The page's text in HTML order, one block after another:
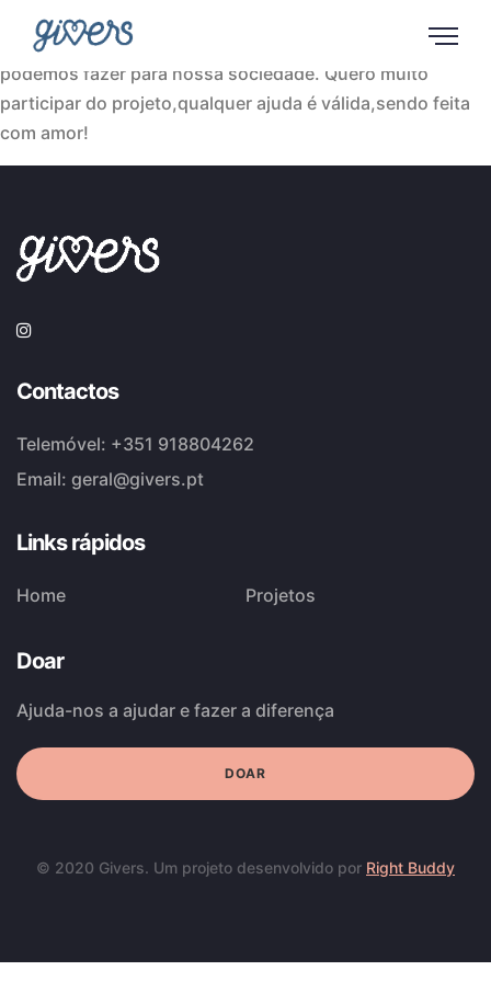
Sempre tive empatia e saber me colocar no lugar do
outro,fazer o bem é uma das melhores coisas que
podemos fazer para nossa sociedade. Quero muito
participar do projeto,qualquer ajuda é válida,sendo feita
com amor!
Contactos
Telemóvel: +351 918804262
Email: geral@givers.pt
Links rápidos
Home Projetos
Doar
Ajuda-nos a ajudar e fazer a diferença
DOAR
© 2020 Givers. Um projeto desenvolvido por Right Buddy